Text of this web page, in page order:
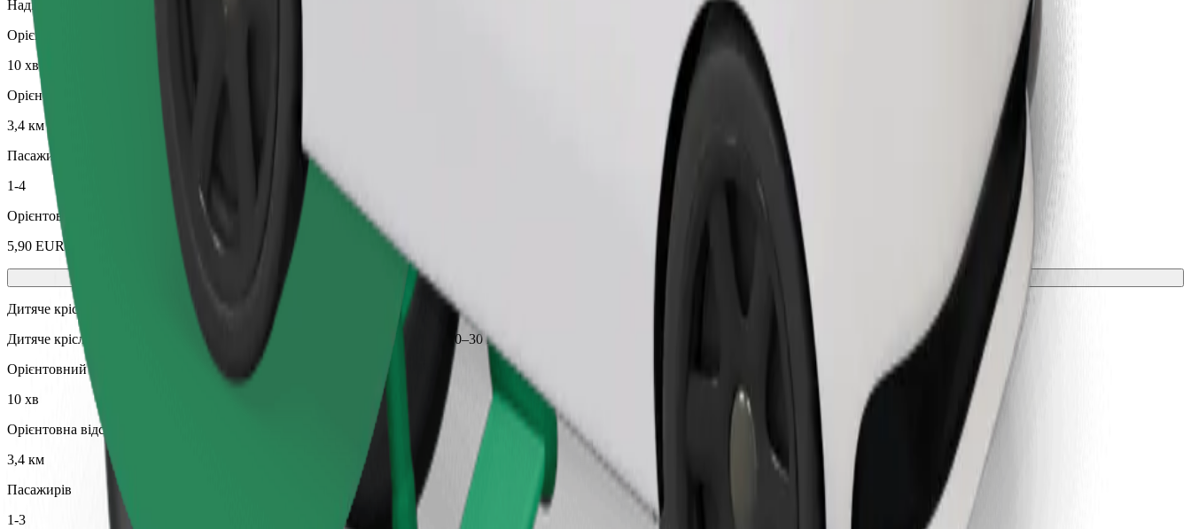
Надійні поїздки на повсякденних авто середнього класу.
Орієнтовний час поїздки
10 хв
Орієнтовна відстань
3,4 км
Пасажирів
1-4
Орієнтовна вартість
5,90 EUR
Дитяче крісло
Дитяче крісло з ременями безпеки для дітей віком 2–6 років (приблизно 10–30 кг). Уточни у водія точні обмеження за віком, вагою та зростом.
Орієнтовний час поїздки
10 хв
Орієнтовна відстань
3,4 км
Пасажирів
1-3